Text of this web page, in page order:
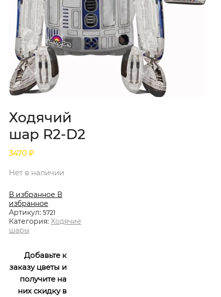
Ходячий
шар R2-D2
3470 ₽
Нет в наличии
В избранное В
избранное
Артикул: 5721
Категория: Ходячие
шары
Добавьте к
заказу цветы и
получите на
них скидку в